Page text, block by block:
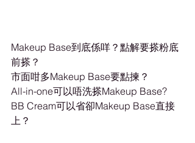
Makeup Base到底係咩？點解要搽粉底
前搽？
市面咁多Makeup Base要點揀？
All-in-one可以唔洗搽Makeup Base?
BB Cream可以省卻Makeup Base直接
上？